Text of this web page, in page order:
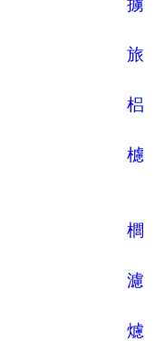
擄
旅
梠
櫖
櫚
濾
爈